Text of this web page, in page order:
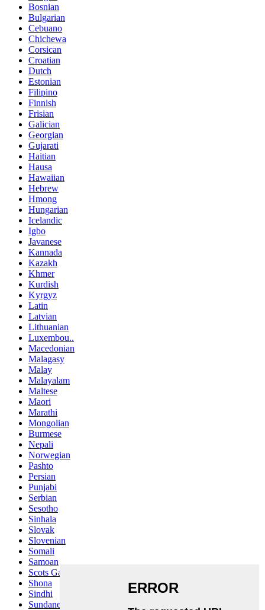
Bosnian
Bulgarian
Cebuano
Chichewa
Corsican
Croatian
Dutch
Estonian
Filipino
Finnish
Frisian
Galician
Georgian
Gujarati
Haitian
Hausa
Hawaiian
Hebrew
Hmong
Hungarian
Icelandic
Igbo
Javanese
Kannada
Kazakh
Khmer
Kurdish
Kyrgyz
Latin
Latvian
Lithuanian
Luxembou..
Macedonian
Malagasy
Malay
Malayalam
Maltese
Maori
Marathi
Mongolian
Burmese
Nepali
Norwegian
Pashto
Persian
Punjabi
Serbian
Sesotho
Sinhala
Slovak
Slovenian
Somali
Samoan
Scots Gaelic
Shona
Sindhi
Sundanese